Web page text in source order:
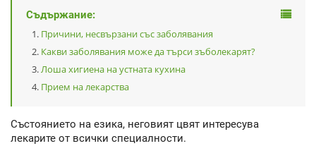
Съдържание:
Причини, несвързани със заболявания
Какви заболявания може да търси зъболекарят?
Лоша хигиена на устната кухина
Прием на лекарства
Състоянието на езика, неговият цвят интересува
лекарите от всички специалности.